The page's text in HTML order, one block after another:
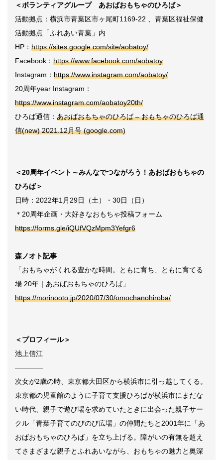
＜ボランティアグループ あおばおもちゃのひろば＞
活動拠点：横浜市青葉区市ヶ尾町1169-22
青葉区福祉保健
活動拠点「ふれあい青葉」内
HP： https://sites.google.com/site/aobatoy/
Facebook： https://www.facebook.com/aobatoy
Instagram： https://www.instagram.com/aobatoy/
20周年year Instagram：
https://www.instagram.com/aobatoy20th/
ひろば通信： あおばおもちゃのひろば – おもちゃのひろば通
信(new) 2021.12月号 (google.com)
＜20周年イベント～みんなでつながろう！あおばおもちゃの
ひろば＞
日時：2022年1月29日（土）・30日（日）
＊20周年企画・大好きなおもちゃ投稿フォーム
https://forms.gle/iQUfVQzMpm3Yefgr6
森ノオト記事
「おもちゃがくれる豊かな時間。ともに育ち、ともに育てる
場 20年｜あおばおもちゃのひろば」
https://morinooto.jp/2020/07/30/omochanohiroba/
＜プロフィール＞
池上信江
————
次女が2歳の時、東京都大田区から横浜市に引っ越してくる。
東京都の児童館のように子育て支援ひろばが横浜市にまだな
い時代、親子で遊び場を求めていたときに出会った親子サー
クル「青葉子育てのびのび広場」の仲間たちと 2001年に
「あ
おばおもちゃのひろば」を立ち上げる。障がいの有無を超え
てさまざまな親子とふれあいながら、おもちゃの魅力と奥深